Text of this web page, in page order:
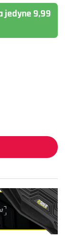
jedyne 9,99